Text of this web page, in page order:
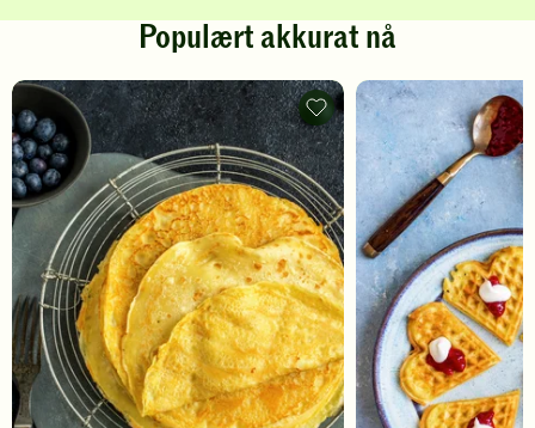
Populært akkurat nå
Pannekaker
-
legg
til
favoritter